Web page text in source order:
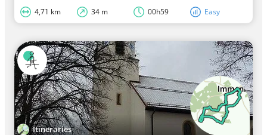
4,71 km 34 m 00h59 Easy
Itineraries